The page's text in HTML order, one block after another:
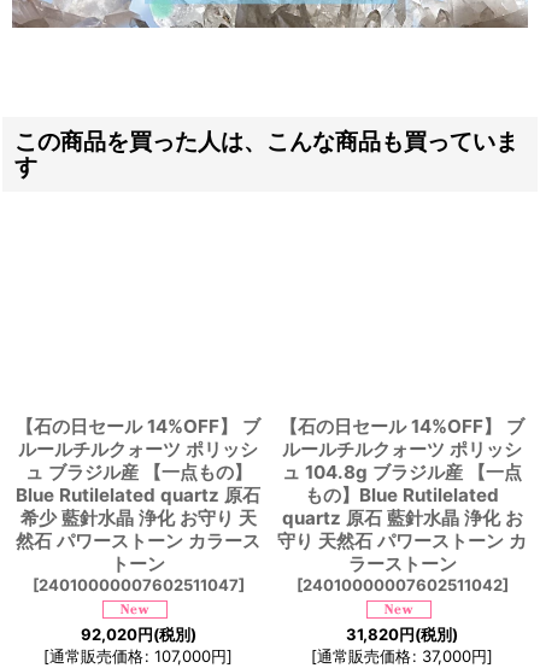
この商品を買った人は、こんな商品も買っていま
す
【石の日セール 14%OFF】 ブ
ルールチルクォーツ ポリッシ
ュ ブラジル産 【一点もの】
Blue Rutilelated quartz 原石
希少 藍針水晶 浄化 お守り 天
然石 パワーストーン カラース
トーン
[24010000007602511047]
92,020円(税別)
[通常販売価格: 107,000円]
【石の日セール 14%OFF】 ブ
ルールチルクォーツ ポリッシ
ュ 104.8g ブラジル産 【一点
もの】Blue Rutilelated
quartz 原石 藍針水晶 浄化 お
守り 天然石 パワーストーン カ
ラーストーン
[24010000007602511042]
31,820円(税別)
[通常販売価格: 37,000円]